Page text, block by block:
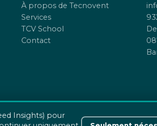
À propos de Tecnovent
Services
TCV School
Contact
Insights) pour